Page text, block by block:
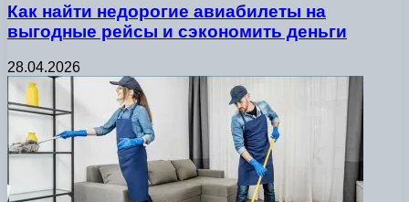
Как найти недорогие авиабилеты на
выгодные рейсы и сэкономить деньги
28.04.2026